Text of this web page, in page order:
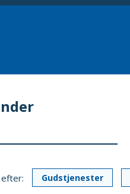
Gudstjenester